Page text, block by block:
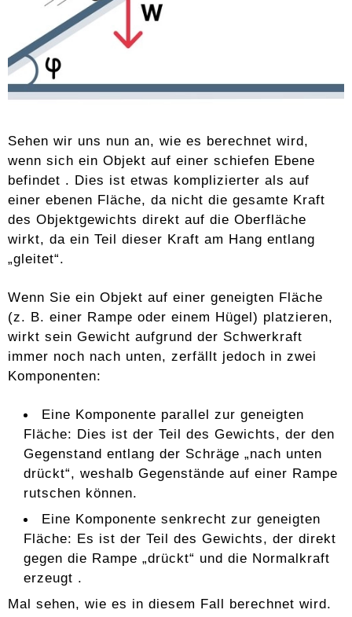
Sehen wir uns nun an, wie es berechnet wird,
wenn sich ein Objekt auf einer schiefen Ebene
befindet . Dies ist etwas komplizierter als auf
einer ebenen Fläche, da nicht die gesamte Kraft
des Objektgewichts direkt auf die Oberfläche
wirkt, da ein Teil dieser Kraft am Hang entlang
„gleitet“.
Wenn Sie ein Objekt auf einer geneigten Fläche
(z. B. einer Rampe oder einem Hügel) platzieren,
wirkt sein Gewicht aufgrund der Schwerkraft
immer noch nach unten, zerfällt jedoch in zwei
Komponenten:
Eine Komponente parallel zur geneigten
Fläche: Dies ist der Teil des Gewichts, der den
Gegenstand entlang der Schräge „nach unten
drückt“, weshalb Gegenstände auf einer Rampe
rutschen können.
Eine Komponente senkrecht zur geneigten
Fläche: Es ist der Teil des Gewichts, der direkt
gegen die Rampe „drückt“ und die Normalkraft
erzeugt .
Mal sehen, wie es in diesem Fall berechnet wird.